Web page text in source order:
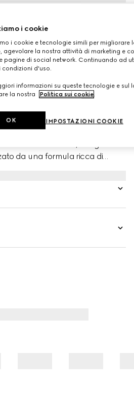
rossetti a lunga tenuta, dalle
morbido e matte, Rouge à
da una formula ricca di
e ispirate al glamour
è presentato in un prezioso
i cookie
i cookie e tecnologie simili per migliorare
agevolare la nostra attività di marketing e
pagine di social network. Continuando ad
condizioni d'uso.
informazioni su queste tecnologie e sul
la nostra
Politica sui cookie
IMPOSTAZIONI COOKIE
OK